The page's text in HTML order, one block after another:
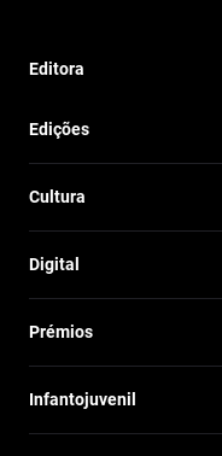
Editora
Edições
Cultura
Digital
Prémios
Infantojuvenil